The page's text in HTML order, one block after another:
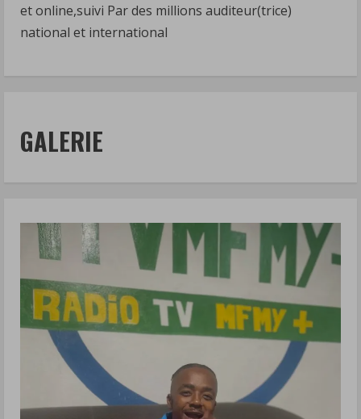
et online,suivi Par des millions auditeur(trice)
national et international
GALERIE